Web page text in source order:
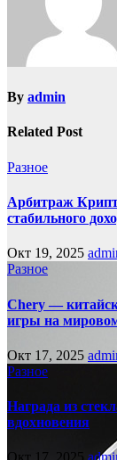
By admin
Related Post
Разное
Арбитраж
стабильного
Окт 19, 2025
Разное
Chery —
игры на
Окт 17, 2025
Разное
Награда из
вдохновения